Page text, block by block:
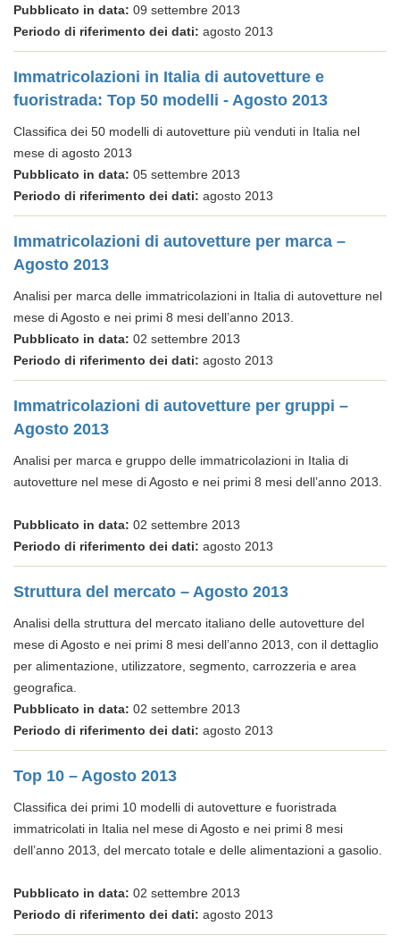
Pubblicato in data: 09 settembre 2013
Periodo di riferimento dei dati: agosto 2013
Immatricolazioni in Italia di autovetture e
fuoristrada: Top 50 modelli - Agosto 2013
Classifica dei 50 modelli di autovetture più venduti in Italia nel
mese di agosto 2013
Pubblicato in data: 05 settembre 2013
Periodo di riferimento dei dati: agosto 2013
Immatricolazioni di autovetture per marca –
Agosto 2013
Analisi per marca delle immatricolazioni in Italia di autovetture nel
mese di Agosto e nei primi 8 mesi dell’anno 2013.
Pubblicato in data: 02 settembre 2013
Periodo di riferimento dei dati: agosto 2013
Immatricolazioni di autovetture per gruppi –
Agosto 2013
Analisi per marca e gruppo delle immatricolazioni in Italia di
autovetture nel mese di Agosto e nei primi 8 mesi dell’anno 2013.
Pubblicato in data: 02 settembre 2013
Periodo di riferimento dei dati: agosto 2013
Struttura del mercato – Agosto 2013
Analisi della struttura del mercato italiano delle autovetture del
mese di Agosto e nei primi 8 mesi dell’anno 2013, con il dettaglio
per alimentazione, utilizzatore, segmento, carrozzeria e area
geografica.
Pubblicato in data: 02 settembre 2013
Periodo di riferimento dei dati: agosto 2013
Top 10 – Agosto 2013
Classifica dei primi 10 modelli di autovetture e fuoristrada
immatricolati in Italia nel mese di Agosto e nei primi 8 mesi
dell’anno 2013, del mercato totale e delle alimentazioni a gasolio.
Pubblicato in data: 02 settembre 2013
Periodo di riferimento dei dati: agosto 2013